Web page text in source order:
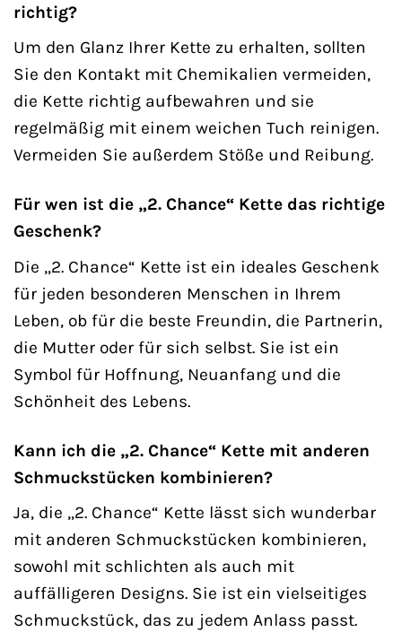
richtig?
Um den Glanz Ihrer Kette zu erhalten, sollten
Sie den Kontakt mit Chemikalien vermeiden,
die Kette richtig aufbewahren und sie
regelmäßig mit einem weichen Tuch reinigen.
Vermeiden Sie außerdem Stöße und Reibung.
Für wen ist die „2. Chance“ Kette das richtige
Geschenk?
Die „2. Chance“ Kette ist ein ideales Geschenk
für jeden besonderen Menschen in Ihrem
Leben, ob für die beste Freundin, die Partnerin,
die Mutter oder für sich selbst. Sie ist ein
Symbol für Hoffnung, Neuanfang und die
Schönheit des Lebens.
Kann ich die „2. Chance“ Kette mit anderen
Schmuckstücken kombinieren?
Ja, die „2. Chance“ Kette lässt sich wunderbar
mit anderen Schmuckstücken kombinieren,
sowohl mit schlichten als auch mit
auffälligeren Designs. Sie ist ein vielseitiges
Schmuckstück, das zu jedem Anlass passt.